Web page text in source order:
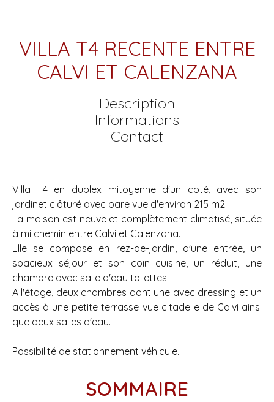
VILLA T4 RECENTE ENTRE
CALVI ET CALENZANA
Description
Informations
Contact
Villa T4 en duplex mitoyenne d'un coté, avec son
jardinet clôturé avec pare vue d'environ 215 m2.
La maison est neuve et complètement climatisé, située
à mi chemin entre Calvi et Calenzana.
Elle se compose en rez-de-jardin, d'une entrée, un
spacieux séjour et son coin cuisine, un réduit, une
chambre avec salle d'eau toilettes.
A l'étage, deux chambres dont une avec dressing et un
accès à une petite terrasse vue citadelle de Calvi ainsi
que deux salles d'eau.
Possibilité de stationnement véhicule.
SOMMAIRE